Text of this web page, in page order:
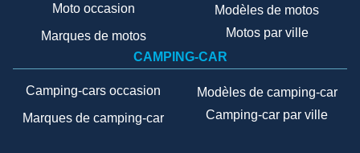
Moto occasion
Marques de motos
Modèles de motos
Motos par ville
CAMPING-CAR
Camping-cars occasion
Marques de camping-car
Modèles de camping-car
Camping-car par ville